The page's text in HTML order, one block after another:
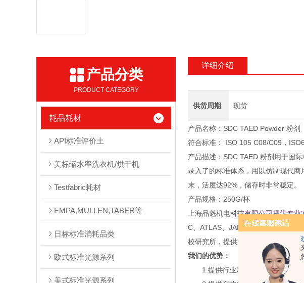
产品分类
PRODUCT CATEGORY
耗品耗材
API标准评价土
美标缩水率洗衣机/烘干机
Testfabric耗材
EMPA,MULLEN,TABER等
日标标准消耗品类
欧式标准光源系列
美式标准光源系列
详细介绍
供货周期 现货
产品名称：SDC TAED Powder 粉剂
符合标准： ISO 105 C08/C09，
产品描述：SDC TAED 粉剂用于国
录入了的标准体系，用以仿制现代
末，活度达92%，储存时非常稳定。
产品规格：250G/杯
上海品魁机电科技有限公司提供专
C、ATLAS、JAMES、EMPA、
校研究所，提供*设备。
我们的优势：
1.提供行业新产品、新技术;